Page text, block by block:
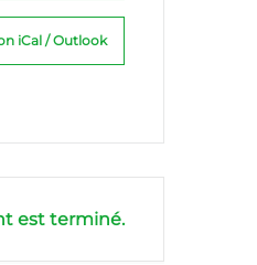
iCal / Outlook
est terminé.